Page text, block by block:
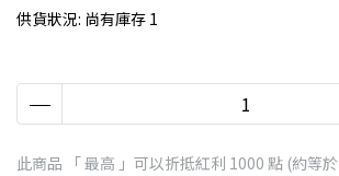
供貨狀況: 尚有庫存 1
此商品 「 最高 」可以折抵紅利 1000 點 (約等於